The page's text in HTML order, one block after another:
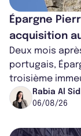
Épargne
acquisition
Deux mois
portugais,
troisième
dans le centre
Rabia Al
06/08/26